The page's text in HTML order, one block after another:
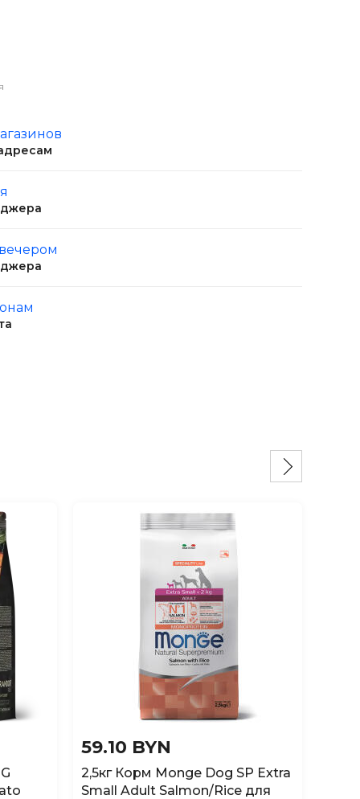
59.10 BYN
2,5кг Корм Monge Dog SP Extra
Small Adult Salmon/Rice для